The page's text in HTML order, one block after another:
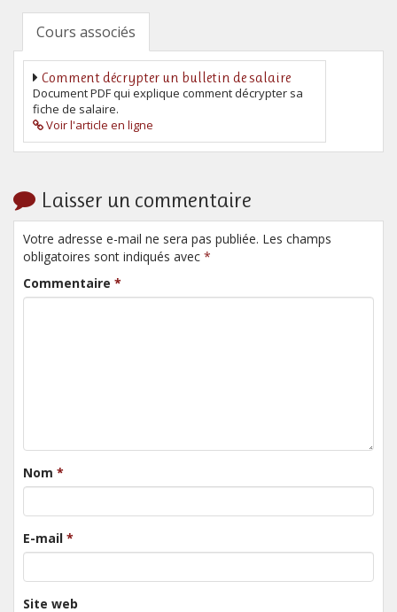
Cours associés
Comment décrypter un bulletin de salaire
Document PDF qui explique comment décrypter sa
fiche de salaire.
Voir l'article en ligne
Laisser un commentaire
Votre adresse e-mail ne sera pas publiée. Les champs
obligatoires sont indiqués avec *
Commentaire *
Nom *
E-mail *
Site web